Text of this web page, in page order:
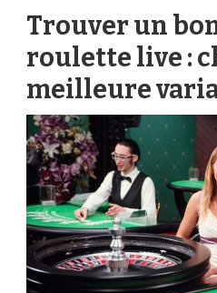
Trouver un
roulette live :
meilleure